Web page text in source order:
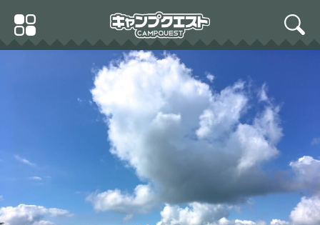
Primary
Menu
search